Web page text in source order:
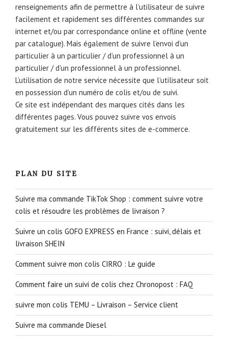
renseignements afin de permettre à l’utilisateur de suivre
facilement et rapidement ses différentes commandes sur
internet et/ou par correspondance online et offline (vente
par catalogue). Mais également de suivre l’envoi d’un
particulier à un particulier / d’un professionnel à un
particulier / d’un professionnel à un professionnel.
L’utilisation de notre service nécessite que l’utilisateur soit
en possession d’un numéro de colis et/ou de suivi.
Ce site est indépendant des marques cités dans les
différentes pages. Vous pouvez suivre vos envois
gratuitement sur les différents sites de e-commerce.
PLAN DU SITE
Suivre ma commande TikTok Shop : comment suivre votre
colis et résoudre les problèmes de livraison ?
Suivre un colis GOFO EXPRESS en France : suivi, délais et
livraison SHEIN
Comment suivre mon colis CIRRO : Le guide
Comment faire un suivi de colis chez Chronopost : FAQ
suivre mon colis TEMU – Livraison – Service client
Suivre ma commande Diesel